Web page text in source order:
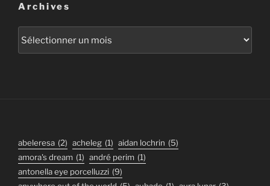
Archives
abeleresa (2) acheleg (1) aidan lochrin (5)
amora's dream (1) andré perim (1)
antonella eye porcelluzzi (9)